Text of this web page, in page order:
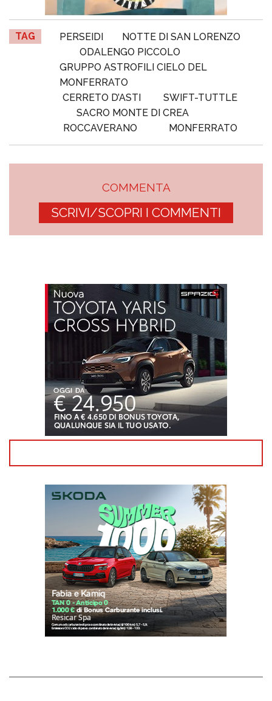
TAG PERSEIDI
NOTTE DI SAN LORENZO
ODALENGO PICCOLO
GRUPPO ASTROFILI CIELO DEL
MONFERRATO
CERRETO D’ASTI
SWIFT-TUTTLE
SACRO MONTE DI CREA
ROCCAVERANO
MONFERRATO
COMMENTA
SCRIVI/SCOPRI I COMMENTI